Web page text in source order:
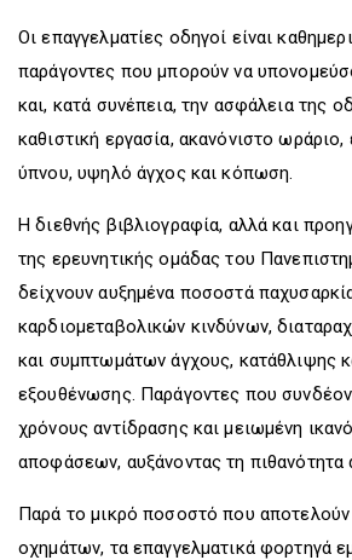
Οι επαγγελματίες οδηγοί είναι
παράγοντες που μπορούν να
και, κατά συνέπεια, την ασφάλεια της
καθιστική εργασία, ακανόνιστο
ύπνου, υψηλό άγχος και κόπωση.
Η διεθνής βιβλιογραφία, αλλά και
της ερευνητικής ομάδας του
δείχνουν αυξημένα ποσοστά
καρδιομεταβολικών κινδύνων,
και συμπτωμάτων άγχους, κατάθλιψης
εξουθένωσης. Παράγοντες που
χρόνους αντίδρασης και μειωμένη
αποφάσεων, αυξάνοντας τη πιθανότητα
Παρά το μικρό ποσοστό που
οχημάτων, τα επαγγελματικά φορτηγά